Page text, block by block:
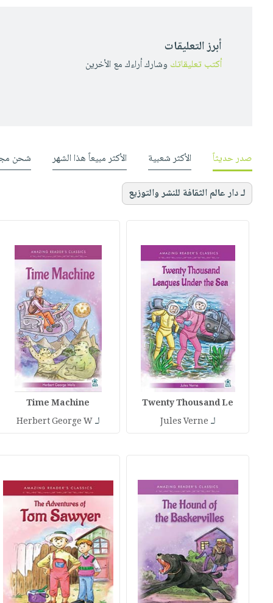
أبرز التعليقات
أكتب تعليقاتك وشارك أراءك مع الأخرين
صدر حديثاً الأكثر شعبية الأكثر مبيعاً هذا الشهر شحن
لـ دار عالم الثقافة للنشر والتوزيع
Twenty Thousand Le
لـ Jules Verne
Time Machine
لـHerbert George W